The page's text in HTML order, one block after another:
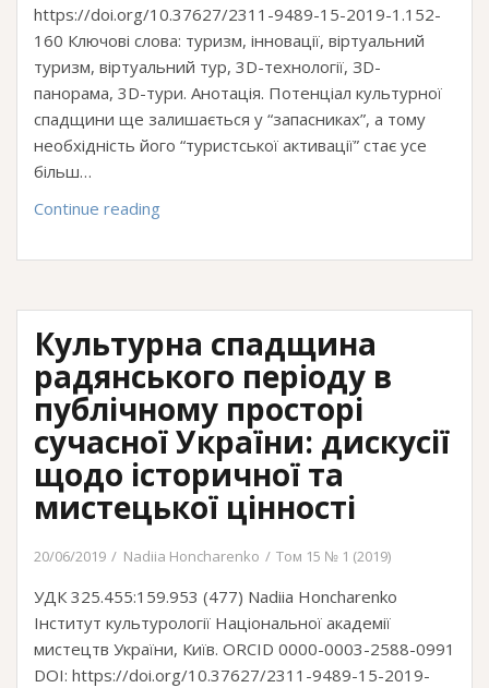
https://doi.org/10.37627/2311-9489-15-2019-1.152-
160 Ключові слова: туризм, інновації, віртуальний
туризм, віртуальний тур, 3D-технології, ЗD-
панорама, 3D-тури. Анотація. Потенціал культурної
спадщини ще залишається у “запасниках”, а тому
необхідність його “туристської активації” стає усе
більш…
Continue reading
культурної
Львівщини
як
розвитку
туризму
в
регіоні
прикладі
віртуальних
Культурна спадщина
радянського періоду в
публічному просторі
сучасної України: дискусії
щодо історичної та
мистецької цінності
20/06/2019 Nadiia Honcharenko Том 15 № 1 (2019)
УДК 325.455:159.953 (477) Nadiia Honcharenko
Інститут культурології Національної академії
мистецтв України, Київ. ORCID 0000-0003-2588-0991
DOI: https://doi.org/10.37627/2311-9489-15-2019-